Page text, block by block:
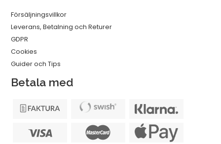
Försäljningsvillkor
Leverans, Betalning och Returer
GDPR
Cookies
Guider och Tips
Betala med